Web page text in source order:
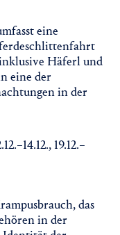
eine
Häferl und
eine der
in der
19.12.–
das
in der